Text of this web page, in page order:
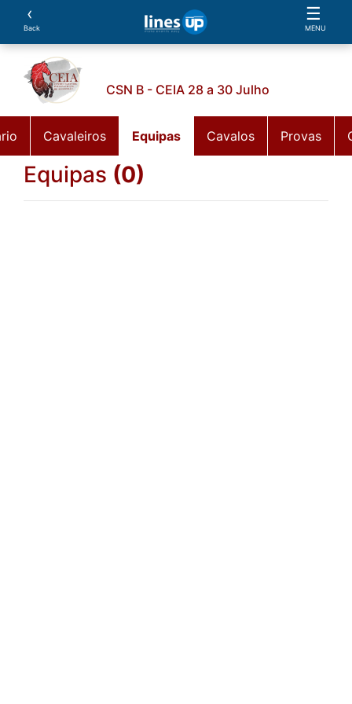
‹
Back
☰
MENU
CSN B - CEIA 28 a 30 Julho
Cavaleiros Equipas Cavalos Provas
Equipas (0)